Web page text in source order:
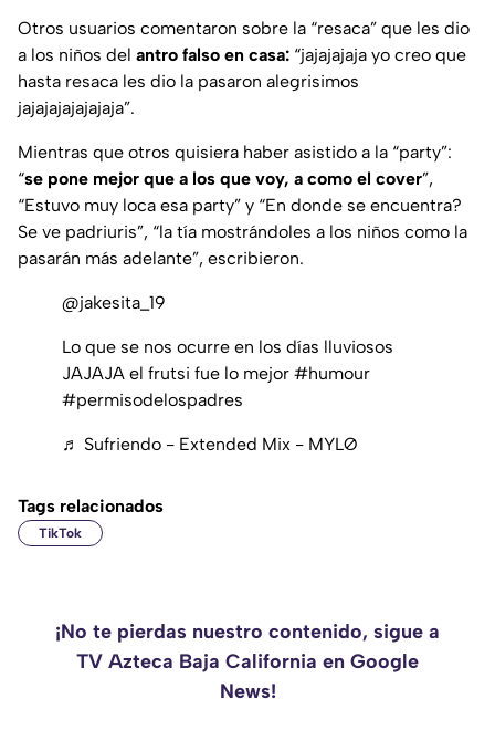
Otros usuarios comentaron sobre la “resaca” que les dio
a los niños del antro falso en casa: “jajajajaja yo creo que
hasta resaca les dio la pasaron alegrisimos
jajajajajajajaja”.
Mientras que otros quisiera haber asistido a la “party”:
“se pone mejor que a los que voy, a como el cover”,
“Estuvo muy loca esa party” y “En donde se encuentra?
Se ve padriuris”, “la tía mostrándoles a los niños como la
pasarán más adelante”, escribieron.
@jakesita_19
Lo que se nos ocurre en los días lluviosos
JAJAJA el frutsi fue lo mejor #humour
#permisodelospadres
♬ Sufriendo - Extended Mix - MYLØ
Tags relacionados
TikTok
¡No te pierdas nuestro contenido, sigue a
TV Azteca Baja California en Google
News!